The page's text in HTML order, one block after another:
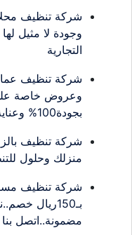
وجودة لا مثيل
التجارية
وعروض خاصة
بجودة100% وعناية
منزلك وحلول
شركة تنظيف
بـ150ريال
مضمونة..اتصل بنا